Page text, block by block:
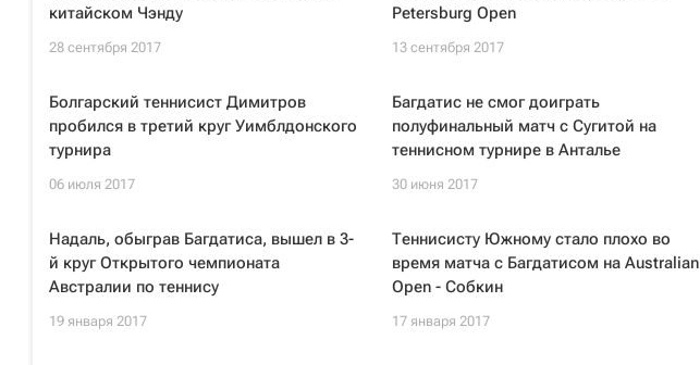
китайском Чэнду
28 сентября 2017
Petersburg Open
13 сентября 2017
Болгарский теннисист Димитров
пробился в третий круг Уимблдонского
турнира
06 июля 2017
Багдатис не смог доиграть
полуфинальный матч с Сугитой на
теннисном турнире в Анталье
30 июня 2017
Надаль, обыграв Багдатиса, вышел в 3-
й круг Открытого чемпионата
Австралии по теннису
19 января 2017
Теннисисту Южному стало плохо во
время матча с Багдатисом на Australian
Open - Собкин
17 января 2017